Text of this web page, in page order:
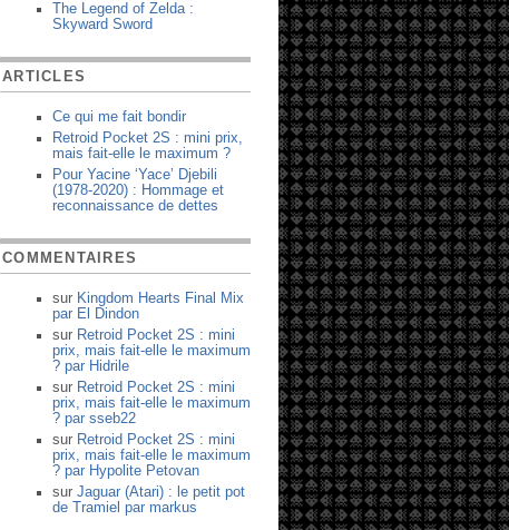
The Legend of Zelda :
Skyward Sword
ARTICLES
Ce qui me fait bondir
Retroid Pocket 2S : mini prix,
mais fait-elle le maximum ?
Pour Yacine ‘Yace’ Djebili
(1978-2020) : Hommage et
reconnaissance de dettes
COMMENTAIRES
sur Kingdom Hearts Final Mix
par El Dindon
sur Retroid Pocket 2S : mini
prix, mais fait-elle le maximum
? par Hidrile
sur Retroid Pocket 2S : mini
prix, mais fait-elle le maximum
? par sseb22
sur Retroid Pocket 2S : mini
prix, mais fait-elle le maximum
? par Hypolite Petovan
sur Jaguar (Atari) : le petit pot
de Tramiel par markus